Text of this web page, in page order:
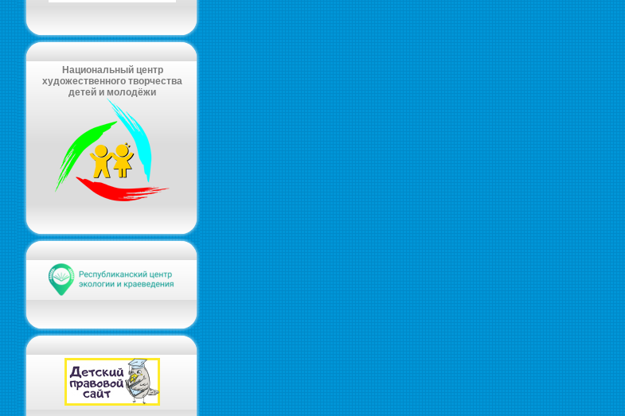
Национальный центр
художественного творчества
детей и молодёжи